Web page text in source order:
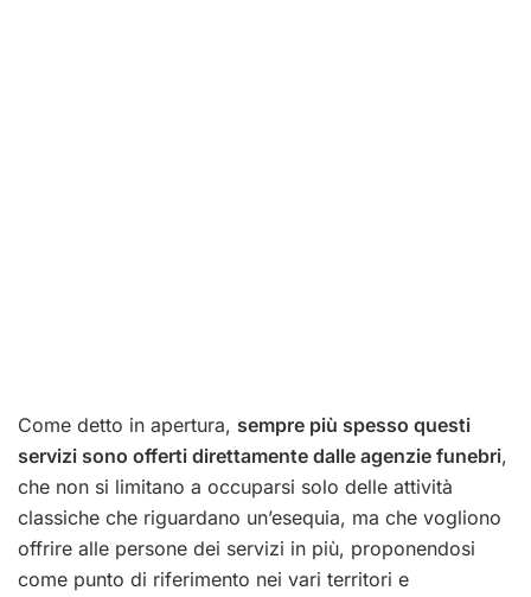
Come detto in apertura, sempre più spesso questi
servizi sono offerti direttamente dalle agenzie funebri,
che non si limitano a occuparsi solo delle attività
classiche che riguardano un’esequia, ma che vogliono
offrire alle persone dei servizi in più, proponendosi
come punto di riferimento nei vari territori e